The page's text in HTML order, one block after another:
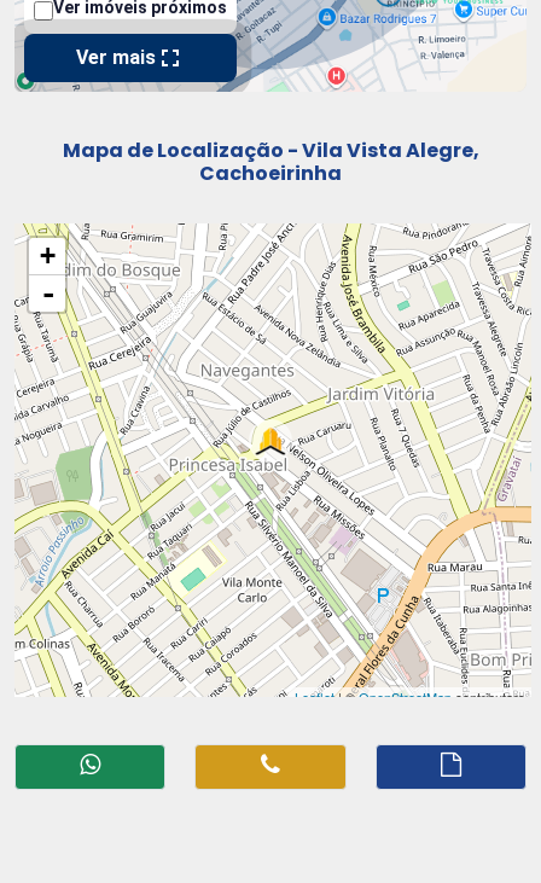
Mapa de Localização - Vila Vista Alegre,
Cachoeirinha